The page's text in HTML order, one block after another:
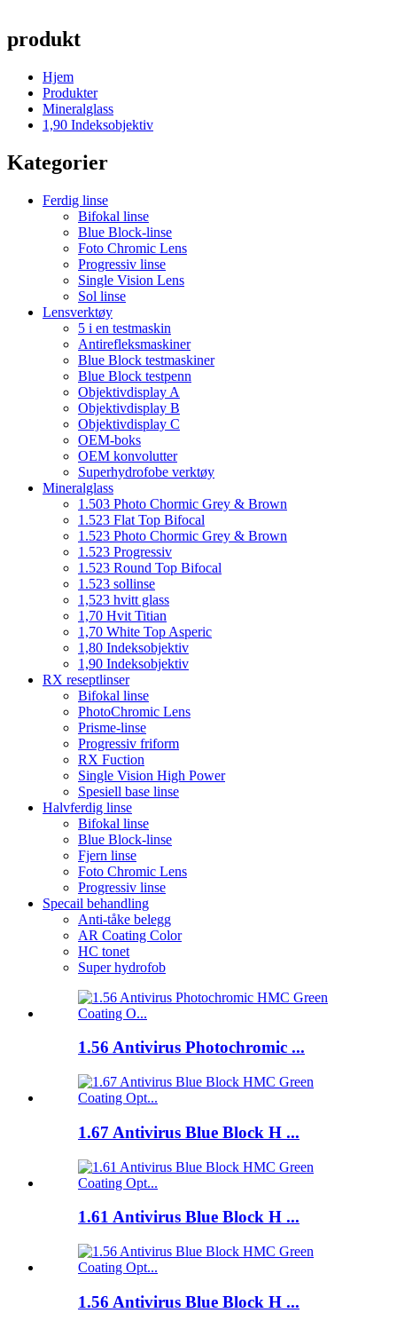
produkt
Hjem
Produkter
Mineralglass
1,90 Indeksobjektiv
Kategorier
Ferdig linse
Bifokal linse
Blue Block-linse
Foto Chromic Lens
Progressiv linse
Single Vision Lens
Sol linse
Lensverktøy
5 i en testmaskin
Antirefleksmaskiner
Blue Block testmaskiner
Blue Block testpenn
Objektivdisplay A
Objektivdisplay B
Objektivdisplay C
OEM-boks
OEM konvolutter
Superhydrofobe verktøy
Mineralglass
1.503 Photo Chormic Grey & Brown
1.523 Flat Top Bifocal
1.523 Photo Chormic Grey & Brown
1.523 Progressiv
1.523 Round Top Bifocal
1.523 sollinse
1,523 hvitt glass
1,70 Hvit Titian
1,70 White Top Asperic
1,80 Indeksobjektiv
1,90 Indeksobjektiv
RX reseptlinser
Bifokal linse
PhotoChromic Lens
Prisme-linse
Progressiv friform
RX Fuction
Single Vision High Power
Spesiell base linse
Halvferdig linse
Bifokal linse
Blue Block-linse
Fjern linse
Foto Chromic Lens
Progressiv linse
Specail behandling
Anti-tåke belegg
AR Coating Color
HC tonet
Super hydrofob
1.56 Antivirus Photochromic ...
1.67 Antivirus Blue Block H ...
1.61 Antivirus Blue Block H ...
1.56 Antivirus Blue Block H ...